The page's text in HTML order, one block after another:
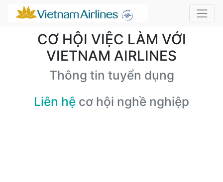
CƠ HỘI VIỆC LÀM VỚI
VIETNAM AIRLINES
Thông tin tuyển dụng
Liên hệ cơ hội nghề nghiệp